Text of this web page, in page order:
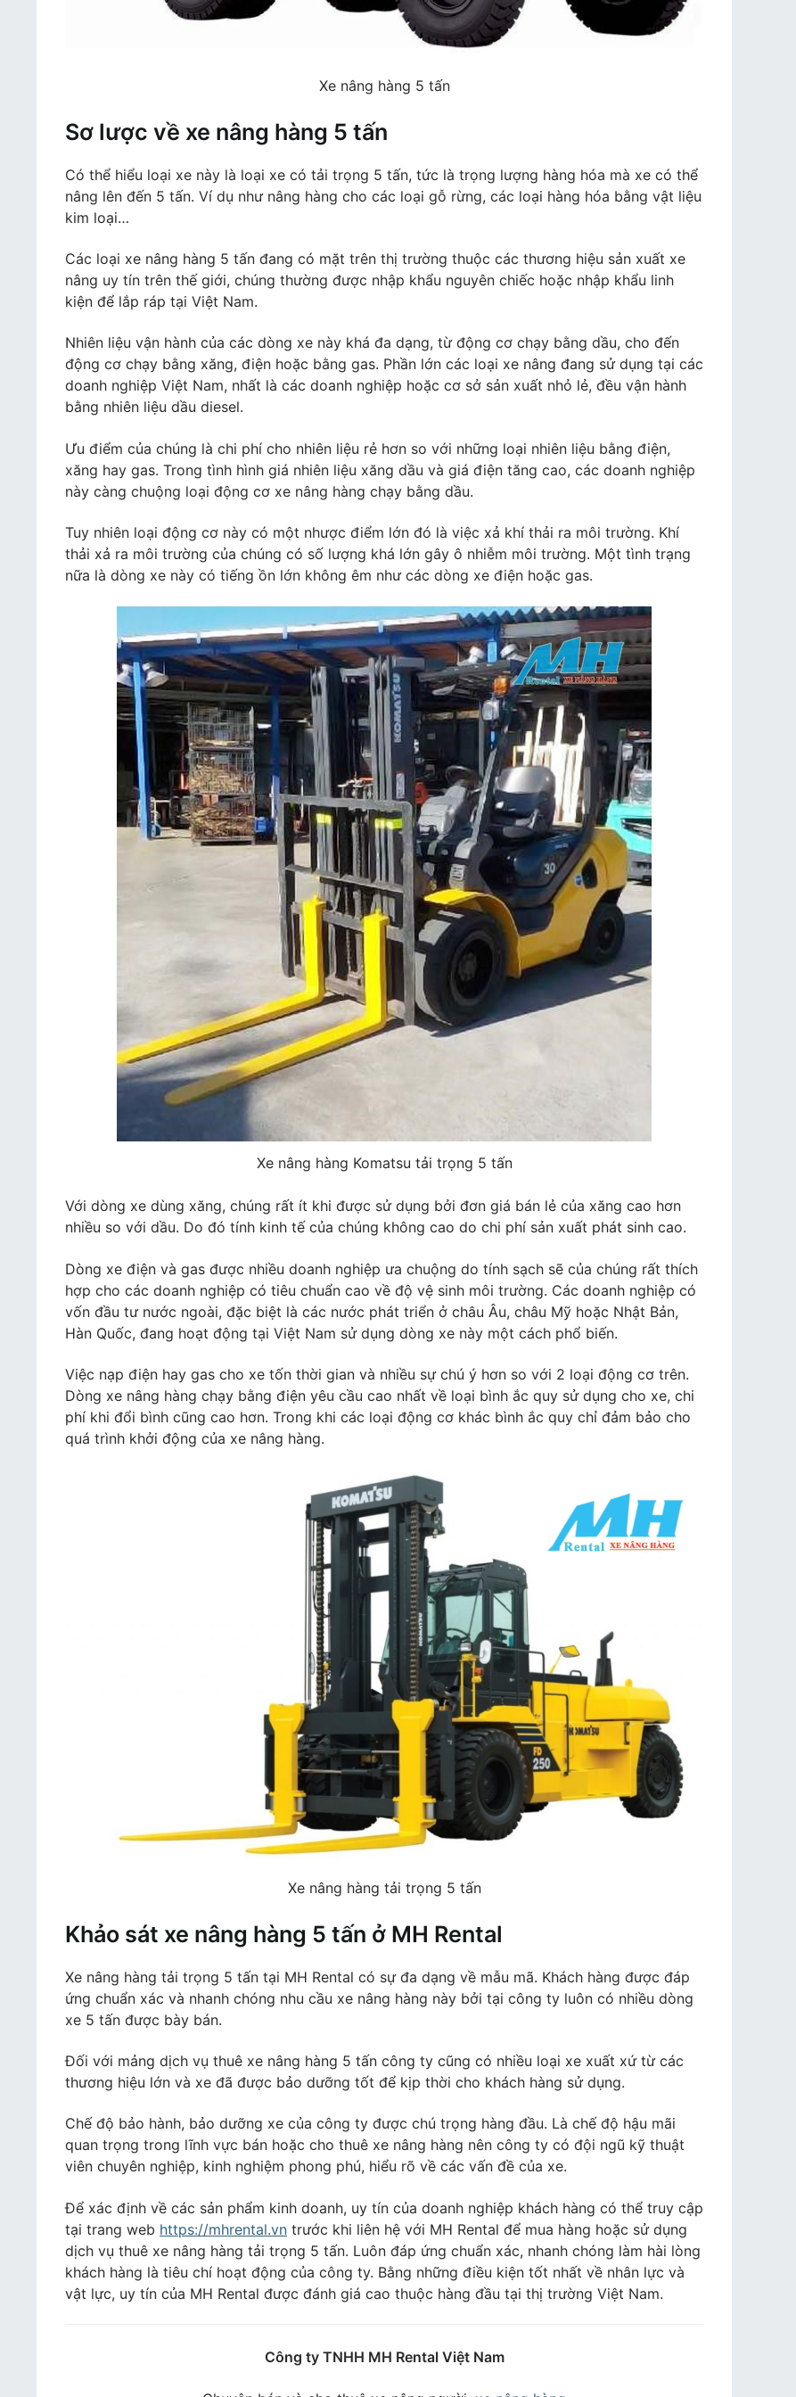
Xe nâng hàng 5 tấn
Sơ lược về xe nâng hàng 5 tấn
Có thể hiểu loại xe này là loại xe có tải trọng 5 tấn, tức là trọng lượng hàng hóa mà xe có thể
nâng lên đến 5 tấn. Ví dụ như nâng hàng cho các loại gỗ rừng, các loại hàng hóa bằng vật liệu
kim loại…
Các loại xe nâng hàng 5 tấn đang có mặt trên thị trường thuộc các thương hiệu sản xuất xe
nâng uy tín trên thế giới, chúng thường được nhập khẩu nguyên chiếc hoặc nhập khẩu linh
kiện để lắp ráp tại Việt Nam.
Nhiên liệu vận hành của các dòng xe này khá đa dạng, từ động cơ chạy bằng dầu, cho đến
động cơ chạy bằng xăng, điện hoặc bằng gas. Phần lớn các loại xe nâng đang sử dụng tại các
doanh nghiệp Việt Nam, nhất là các doanh nghiệp hoặc cơ sở sản xuất nhỏ lẻ, đều vận hành
bằng nhiên liệu dầu diesel.
Ưu điểm của chúng là chi phí cho nhiên liệu rẻ hơn so với những loại nhiên liệu bằng điện,
xăng hay gas. Trong tình hình giá nhiên liệu xăng dầu và giá điện tăng cao, các doanh nghiệp
này càng chuộng loại động cơ xe nâng hàng chạy bằng dầu.
Tuy nhiên loại động cơ này có một nhược điểm lớn đó là việc xả khí thải ra môi trường. Khí
thải xả ra môi trường của chúng có số lượng khá lớn gây ô nhiễm môi trường. Một tình trạng
nữa là dòng xe này có tiếng ồn lớn không êm như các dòng xe điện hoặc gas.
Xe nâng hàng Komatsu tải trọng 5 tấn
Với dòng xe dùng xăng, chúng rất ít khi được sử dụng bởi đơn giá bán lẻ của xăng cao hơn
nhiều so với dầu. Do đó tính kinh tế của chúng không cao do chi phí sản xuất phát sinh cao.
Dòng xe điện và gas được nhiều doanh nghiệp ưa chuộng do tính sạch sẽ của chúng rất thích
hợp cho các doanh nghiệp có tiêu chuẩn cao về độ vệ sinh môi trường. Các doanh nghiệp có
vốn đầu tư nước ngoài, đặc biệt là các nước phát triển ở châu Âu, châu Mỹ hoặc Nhật Bản,
Hàn Quốc, đang hoạt động tại Việt Nam sử dụng dòng xe này một cách phổ biến.
Việc nạp điện hay gas cho xe tốn thời gian và nhiều sự chú ý hơn so với 2 loại động cơ trên.
Dòng xe nâng hàng chạy bằng điện yêu cầu cao nhất về loại bình ắc quy sử dụng cho xe, chi
phí khi đổi bình cũng cao hơn. Trong khi các loại động cơ khác bình ắc quy chỉ đảm bảo cho
quá trình khởi động của xe nâng hàng.
Xe nâng hàng tải trọng 5 tấn
Khảo sát xe nâng hàng 5 tấn ở MH Rental
Xe nâng hàng tải trọng 5 tấn tại MH Rental có sự đa dạng về mẫu mã. Khách hàng được đáp
ứng chuẩn xác và nhanh chóng nhu cầu xe nâng hàng này bởi tại công ty luôn có nhiều dòng
xe 5 tấn được bày bán.
Đối với mảng dịch vụ thuê xe nâng hàng 5 tấn công ty cũng có nhiều loại xe xuất xứ từ các
thương hiệu lớn và xe đã được bảo dưỡng tốt để kịp thời cho khách hàng sử dụng.
Chế độ bảo hành, bảo dưỡng xe của công ty được chú trọng hàng đầu. Là chế độ hậu mãi
quan trọng trong lĩnh vực bán hoặc cho thuê xe nâng hàng nên công ty có đội ngũ kỹ thuật
viên chuyên nghiệp, kinh nghiệm phong phú, hiểu rõ về các vấn đề của xe.
Để xác định về các sản phẩm kinh doanh, uy tín của doanh nghiệp khách hàng có thể truy cập
tại trang web https://mhrental.vn trước khi liên hệ với MH Rental để mua hàng hoặc sử dụng
dịch vụ thuê xe nâng hàng tải trọng 5 tấn. Luôn đáp ứng chuẩn xác, nhanh chóng làm hài lòng
khách hàng là tiêu chí hoạt động của công ty. Bằng những điều kiện tốt nhất về nhân lực và
vật lực, uy tín của MH Rental được đánh giá cao thuộc hàng đầu tại thị trường Việt Nam.
Công ty TNHH MH Rental Việt Nam